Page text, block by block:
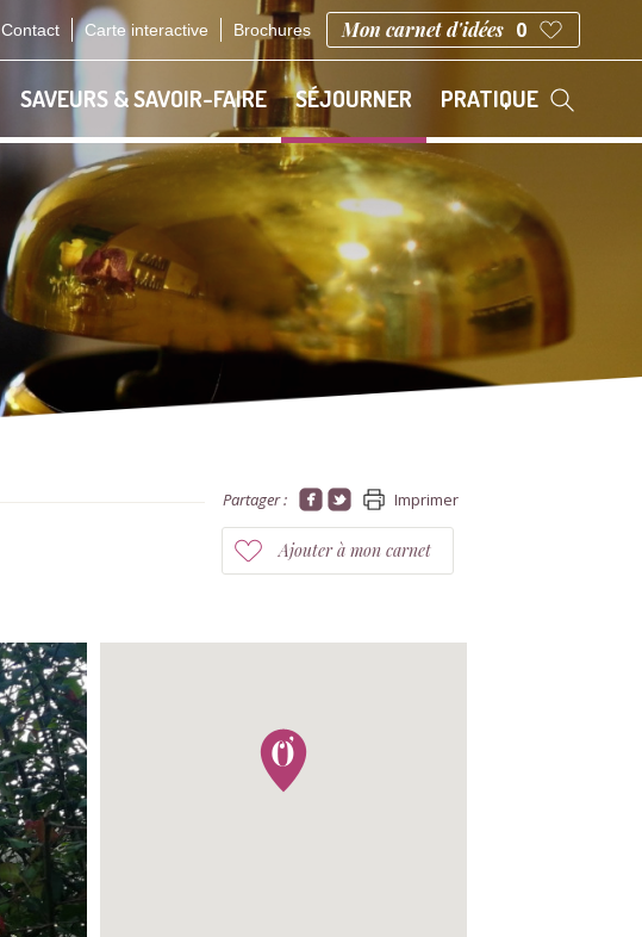
Contact Carte interactive Brochures Mon carnet d'idées 0
SAVEURS & SAVOIR-FAIRE SÉJOURNER PRATIQUE
Partager : Imprimer
Ajouter à mon carnet